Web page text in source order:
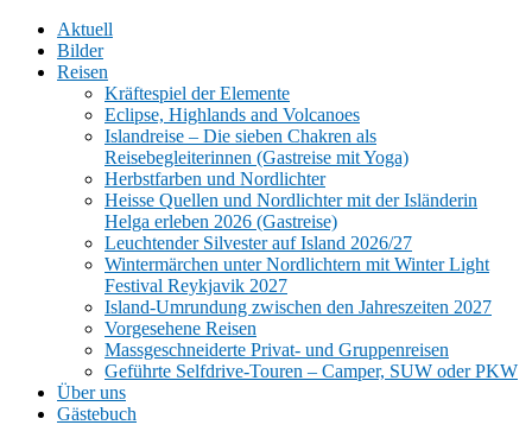
Aktuell
Bilder
Reisen
Kräftespiel der Elemente
Eclipse, Highlands and Volcanoes
Islandreise – Die sieben Chakren als
Reisebegleiterinnen (Gastreise mit Yoga)
Herbstfarben und Nordlichter
Heisse Quellen und Nordlichter mit der Isländerin
Helga erleben 2026 (Gastreise)
Leuchtender Silvester auf Island 2026/27
Wintermärchen unter Nordlichtern mit Winter Light
Festival Reykjavik 2027
Island-Umrundung zwischen den Jahreszeiten 2027
Vorgesehene Reisen
Massgeschneiderte Privat- und Gruppenreisen
Geführte Selfdrive-Touren – Camper, SUW oder PKW
Über uns
Gästebuch